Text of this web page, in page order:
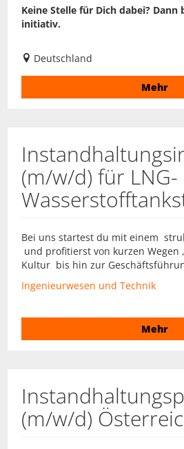
Keine Stelle für Dich dabei? Dann
initiativ.
Deutschland
Mehr
(m/w/d) für
Bei uns startest du mit einem
und profitierst von kurzen
Kultur bis hin zur
Ingenieurwesen und Technik
Mehr
(m/w/d)